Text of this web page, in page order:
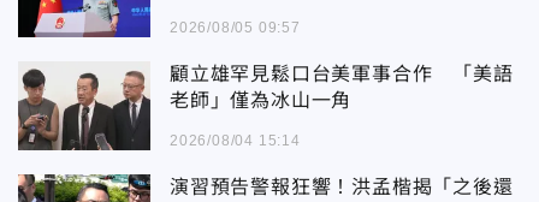
2026/08/05 09:57
顧立雄罕見鬆口台美軍事合作 「美語
老師」僅為冰山一角
2026/08/04 15:14
演習預告警報狂響！洪孟楷揭「之後還